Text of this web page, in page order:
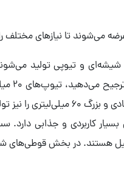
عرضه می‌شوند تا نیازهای
کرده است.